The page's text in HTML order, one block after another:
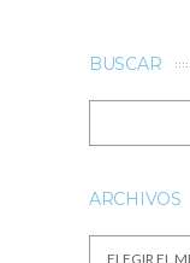
BUSCAR
ARCHIVOS
Archivos